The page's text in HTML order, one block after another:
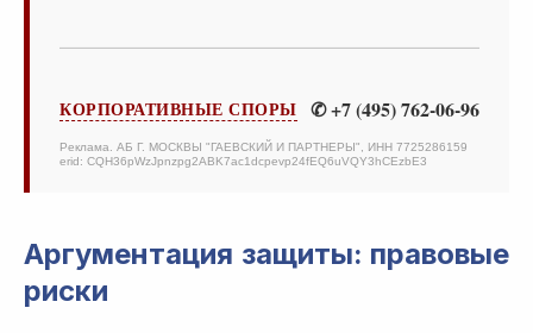
КОРПОРАТИВНЫЕ СПОРЫ ✆ +7 (495) 762-06-96
Реклама. АБ Г. МОСКВЫ "ГАЕВСКИЙ И ПАРТНЕРЫ", ИНН 7725286159
erid: CQH36pWzJpnzpg2ABK7ac1dcpevp24fEQ6uVQY3hCEzbE3
Аргументация защиты: правовые
риски